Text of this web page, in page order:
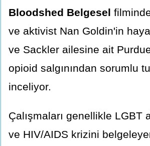
Bloodshed Belgesel
ve aktivist Nan Goldin'in
ve Sackler ailesine ait
opioid salgınından sorumlu
inceliyor.
Çalışmaları genellikle LGBT
ve HIV/AIDS krizini